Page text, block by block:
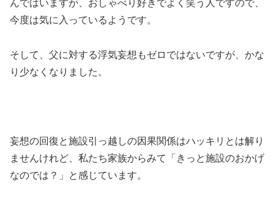
んではいますが、おしゃべり好きでよく笑う人ですので、
今度は気に入っているようです。
そして、父に対する浮気妄想もゼロではないですが、かな
り少なくなりました。
妄想の回復と施設引っ越しの因果関係はハッキリとは解り
ませんけれど、私たち家族からみて「きっと施設のおかげ
なのでは？」と感じています。